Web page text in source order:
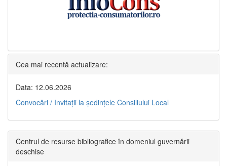
Cea mai recentă actualizare:
Data: 12.06.2026
Convocări / Invitaţii la şedinţele Consiliului Local
Centrul de resurse bibliografice în domeniul guvernării
deschise